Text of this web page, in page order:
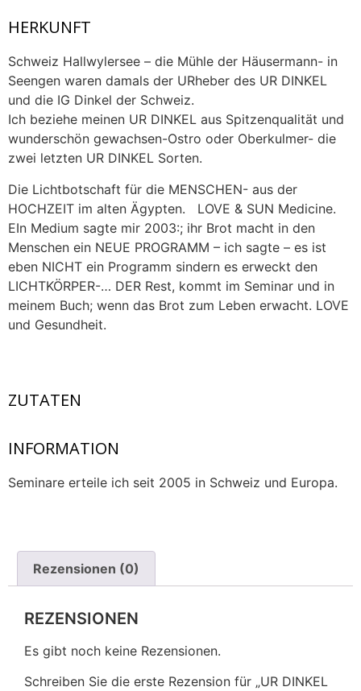
HERKUNFT
Schweiz Hallwylersee – die Mühle der Häusermann- in
Seengen waren damals der URheber des UR DINKEL
und die IG Dinkel der Schweiz.
Ich beziehe meinen UR DINKEL aus Spitzenqualität und
wunderschön gewachsen-Ostro oder Oberkulmer- die
zwei letzten UR DINKEL Sorten.
Die Lichtbotschaft für die MENSCHEN- aus der
HOCHZEIT im alten Ägypten. LOVE & SUN Medicine.
EIn Medium sagte mir 2003:; ihr Brot macht in den
Menschen ein NEUE PROGRAMM – ich sagte – es ist
eben NICHT ein Programm sindern es erweckt den
LICHTKÖRPER-… DER Rest, kommt im Seminar und in
meinem Buch; wenn das Brot zum Leben erwacht. LOVE
und Gesundheit.
ZUTATEN
INFORMATION
Seminare erteile ich seit 2005 in Schweiz und Europa.
Rezensionen (0)
REZENSIONEN
Es gibt noch keine Rezensionen.
Schreiben Sie die erste Rezension für „UR DINKEL